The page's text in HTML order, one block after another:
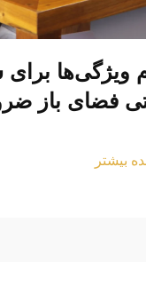
ویژگی‌ها
فضای باز
بیشتر